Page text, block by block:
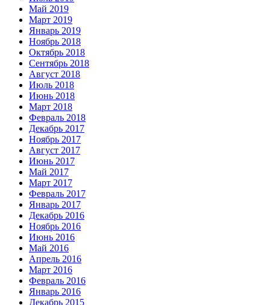
Май 2019
Март 2019
Январь 2019
Ноябрь 2018
Октябрь 2018
Сентябрь 2018
Август 2018
Июль 2018
Июнь 2018
Март 2018
Февраль 2018
Декабрь 2017
Ноябрь 2017
Август 2017
Июнь 2017
Май 2017
Март 2017
Февраль 2017
Январь 2017
Декабрь 2016
Ноябрь 2016
Июнь 2016
Май 2016
Апрель 2016
Март 2016
Февраль 2016
Январь 2016
Декабрь 2015